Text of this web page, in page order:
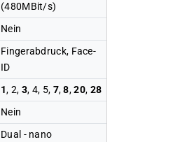
(480MBit/s)
Nein
Fingerabdruck, Face-
ID
1, 2, 3, 4, 5, 7,8,20, 28
Nein
Dual - nano